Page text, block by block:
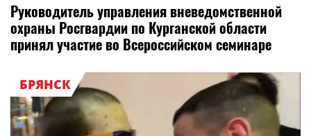
Руководитель управления вневедомственной
охраны Росгвардии по Курганской области
принял участие во Всероссийском семинаре
БРЯНСК